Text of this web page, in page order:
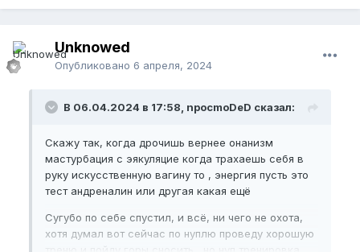
Unknowed
Опубликовано 6 апреля, 2024
В 06.04.2024 в 17:58, npocmoDeD сказал:
Скажу так, когда дрочишь вернее онанизм
мастурбация с эякуляцие когда трахаешь себя в
руку искусственную вагину то , энергия пусть это
тест андреналин или другая какая ещё
Сугубо по себе спустил, и всё, ни чего не охота,
хотя думал вот сейчас по нуплю проведу хорошую